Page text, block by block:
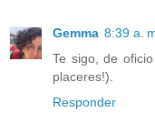
Gemma 8:39 a.
Te sigo, de
placeres!).
Responder